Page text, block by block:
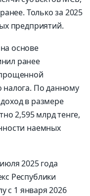
Только за 2025
предприятий.
основе
ранее
По данному
в размере
2,595 млрд тенге,
наемных
2025 года
Республики
с 1 января 2026